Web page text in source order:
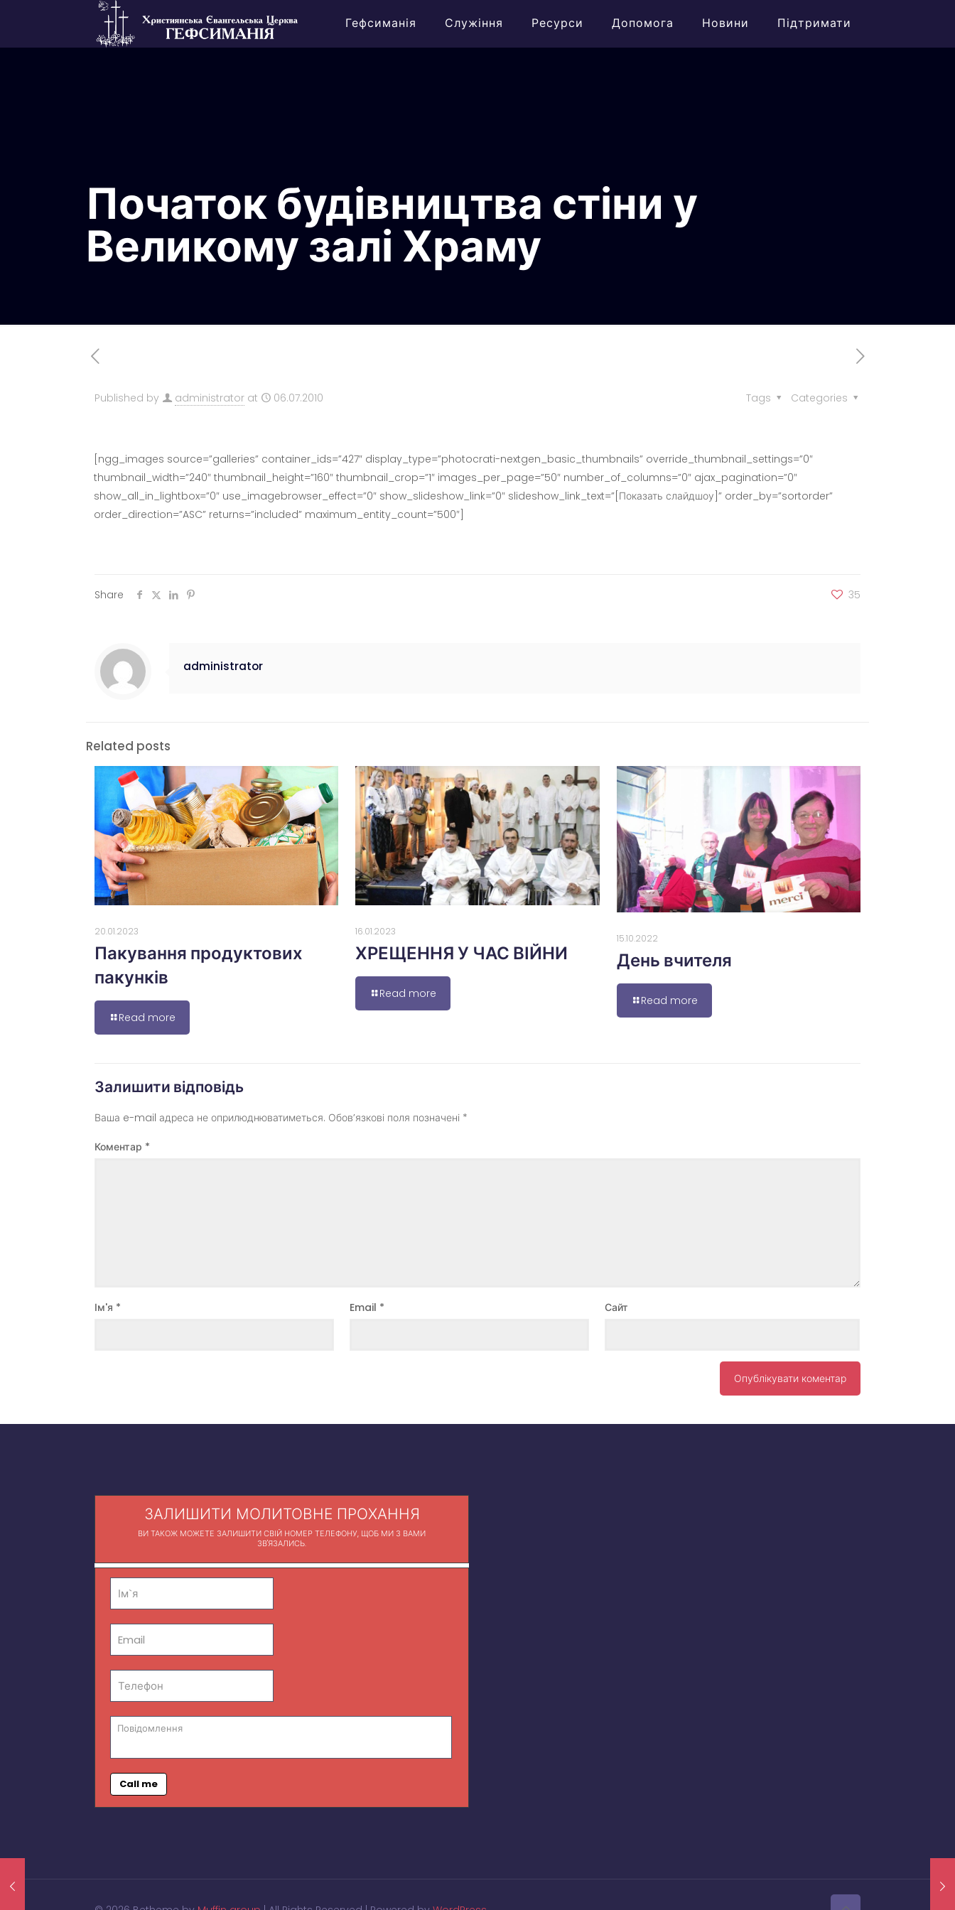
Гефсиманія Служіння Ресурси Допомога Новини Підтримати
Початок будівництва стіни у
Великому залі Храму
Published by administrator at 06.07.2010 Categories
Tags
[ngg_images source=”galleries” container_ids=”427″ display_type=”photocrati-nextgen_basic_thumbnails” override_thumbnail_settings=”0″
thumbnail_width=”240″ thumbnail_height=”160″ thumbnail_crop=”1″ images_per_page=”50″ number_of_columns=”0″ ajax_pagination=”0″
show_all_in_lightbox=”0″ use_imagebrowser_effect=”0″ show_slideshow_link=”0″ slideshow_link_text=”[Показать слайдшоу]” order_by=”sortorder”
order_direction=”ASC” returns=”included” maximum_entity_count=”500″]
Share 35
administrator
Related posts
20.01.2023
Пакування продуктових
пакунків
Read more
16.01.2023
ХРЕЩЕННЯ У ЧАС ВІЙНИ
Read more
15.10.2022
День вчителя
Read more
Залишити відповідь
Ваша e-mail адреса не оприлюднюватиметься. Обов’язкові поля позначені *
Коментар *
Ім'я * Email * Сайт
ЗАЛИШИТИ МОЛИТОВНЕ ПРОХАННЯ
ВИ ТАКОЖ МОЖЕТЕ ЗАЛИШИТИ СВІЙ НОМЕР ТЕЛЕФОНУ, ЩОБ МИ З ВАМИ
ЗВ'ЯЗАЛИСЬ.
Call me